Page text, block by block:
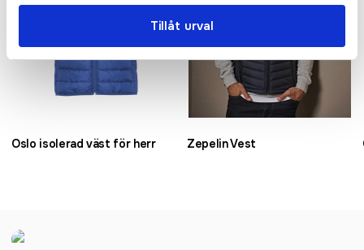
Tillåt urval
Oslo isolerad väst för herr Zepelin Vest